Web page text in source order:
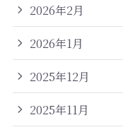
2026年2月
2026年1月
2025年12月
2025年11月